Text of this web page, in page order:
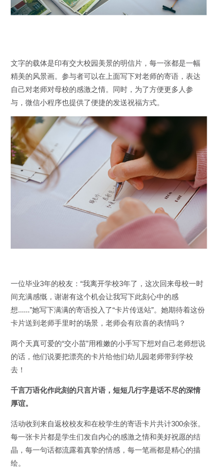
文字的载体是印有交大校园美景的明信片，每一张都是一幅
精美的风景画。参与者可以在上面写下对老师的寄语，表达
自己对老师对母校的感激之情。同时，为了方便更多人参
与，微信小程序也提供了便捷的发送祝福方式。
一位毕业3年的校友：“我离开学校3年了，这次回来母校一时
间充满感慨，谢谢有这个机会让我写下此刻心中的感
想......”她写下满满的寄语投入了“卡片传送站”。她期待着这份
卡片送到老师手里时的场景，老师会有欣喜的表情吗？
两个天真可爱的“交小苗”用稚嫩的小手写下想对自己老师想说
的话，他们说要把漂亮的卡片给他们幼儿园老师带到学校
去！
千言万语化作此刻的只言片语，短短几行字是话不尽的深情
厚谊。
活动收到来自返校校友和在校学生的寄语卡片共计300余张。
每一张卡片都是学生们发自内心的感激之情和美好祝愿的结
晶，每一句话都流露着真挚的情感，每一笔画都是精心的描
绘。